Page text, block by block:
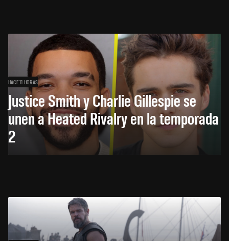
HACE 11 HORAS
Justice Smith y Charlie Gillespie se
unen a Heated Rivalry en la temporada
2